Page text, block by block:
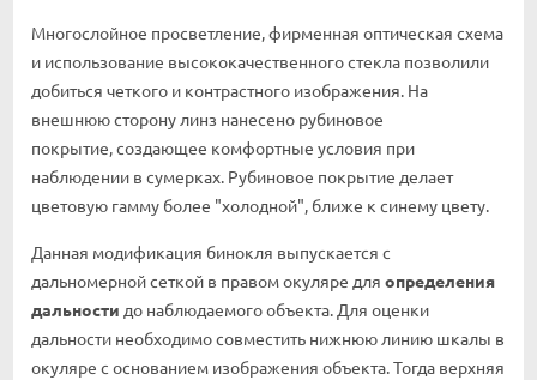
Многослойное просветление, фирменная оптическая схема
и использование высококачественного стекла позволили
добиться четкого и контрастного изображения. На
внешнюю сторону линз нанесено рубиновое
покрытие, создающее комфортные условия при
наблюдении в сумерках. Рубиновое покрытие делает
цветовую гамму более "холодной", ближе к синему цвету.
Данная модификация бинокля выпускается с
дальномерной сеткой в правом окуляре для определения
дальности до наблюдаемого объекта. Для оценки
дальности необходимо совместить нижнюю линию шкалы в
окуляре с основанием изображения объекта. Тогда верхняя